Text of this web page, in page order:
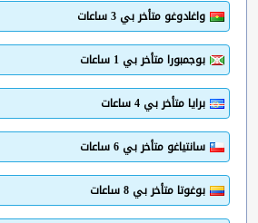
واغادوغو متأخر بي 3 ساعات
بوجمبورا متأخر بي 1 ساعات
برايا متأخر بي 4 ساعات
سانتياغو متأخر بي 6 ساعات
بوغوتا متأخر بي 8 ساعات